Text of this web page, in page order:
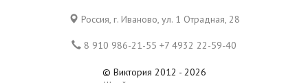
Россия, г. Иваново, ул. 1 Отрадная, 28
8 910 986-21-55 +7 4932 22-59-40
© Виктория 2012 - 2026